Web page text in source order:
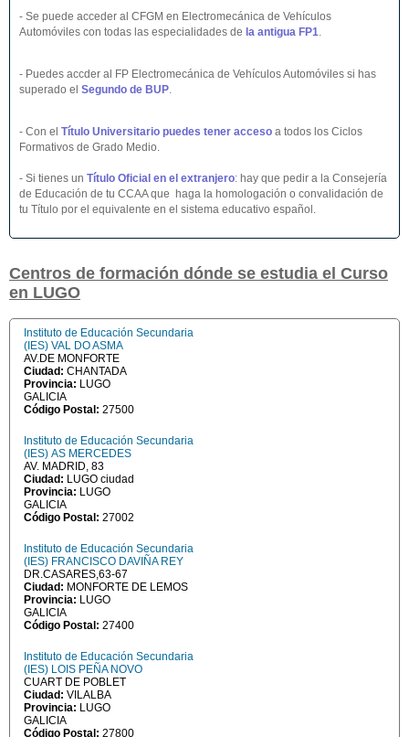
- Se puede acceder al CFGM en Electromecánica de Vehículos
Automóviles con todas las especialidades de la antigua FP1.
- Puedes accder al FP Electromecánica de Vehículos Automóviles si has
superado el Segundo de BUP.
- Con el Título Universitario puedes tener acceso a todos los Ciclos
Formativos de Grado Medio.
- Si tienes un Título Oficial en el extranjero: hay que pedir a la Consejería
de Educación de tu CCAA que haga la homologación o convalidación de
tu Título por el equivalente en el sistema educativo español.
Centros de formación dónde se estudia el Curso
en LUGO
Instituto de Educación Secundaria
(IES) VAL DO ASMA
AV.DE MONFORTE
Ciudad: CHANTADA
Provincia: LUGO
GALICIA
Código Postal: 27500
Instituto de Educación Secundaria
(IES) AS MERCEDES
AV. MADRID, 83
Ciudad: LUGO ciudad
Provincia: LUGO
GALICIA
Código Postal: 27002
Instituto de Educación Secundaria
(IES) FRANCISCO DAVIÑA REY
DR.CASARES,63-67
Ciudad: MONFORTE DE LEMOS
Provincia: LUGO
GALICIA
Código Postal: 27400
Instituto de Educación Secundaria
(IES) LOIS PEÑA NOVO
CUART DE POBLET
Ciudad: VILALBA
Provincia: LUGO
GALICIA
Código Postal: 27800